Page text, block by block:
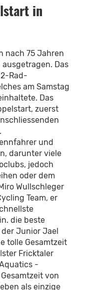
in
nach 75 Jahren
Das
Rad-
am Samstag
Das
zuerst
und
darunter viele
jedoch
oder dem
Wullschleger
Team, er
die beste
Junior Jael
tolle Gesamtzeit
Fricktaler
-
von
als einzige